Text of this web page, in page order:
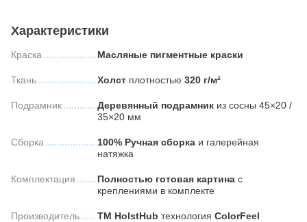
Характеристики
Краска Масляные пигментные краски
Ткань Холст плотностью 320 г/м²
Подрамник Деревянный подрамник из сосны 45×20 /
35×20 мм
Сборка 100% Ручная сборка и галерейная
натяжка
Комплектация Полностью готовая картина с
креплениями в комплекте
Производитель ТМ HolstHub технология ColorFeel